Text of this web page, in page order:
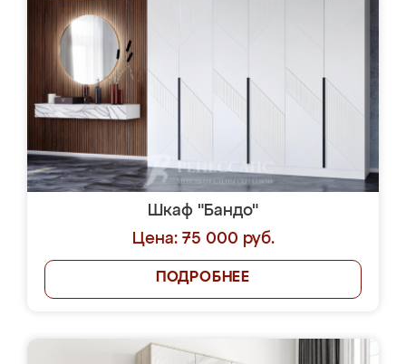
Шкаф "Бандо"
Цена: 75 000 руб.
ПОДРОБНЕЕ